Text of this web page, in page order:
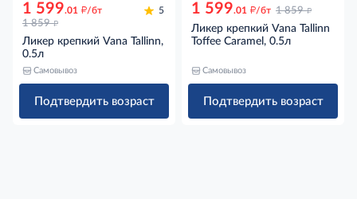
1 599.01 д/бт
1 859 д
5
Ликер крепкий Vana Tallinn,
0.5л
Самовывоз
Подтвердить возраст
1 599.01 д/бт 1 859 д
Ликер крепкий Vana Tallinn
Toffee Caramel, 0.5л
Самовывоз
Подтвердить возраст